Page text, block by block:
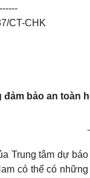
CT-CHK
bảo an toàn
Trung tâm dự
có thể có nhữ